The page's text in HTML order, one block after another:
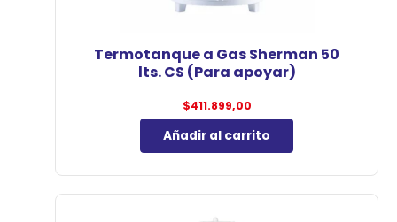
Termotanque a Gas Sherman 50
lts. CS (Para apoyar)
$411.899,00
Añadir al carrito